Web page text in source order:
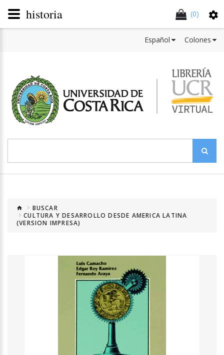
(0)
Colones
Español
BUSCAR
CULTURA Y DESARROLLO DESDE AMERICA LATINA
(VERSION IMPRESA)
historia